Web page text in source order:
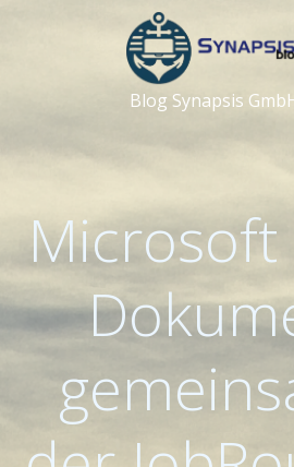
Inhalt
Blog Synapsis
Microsoft